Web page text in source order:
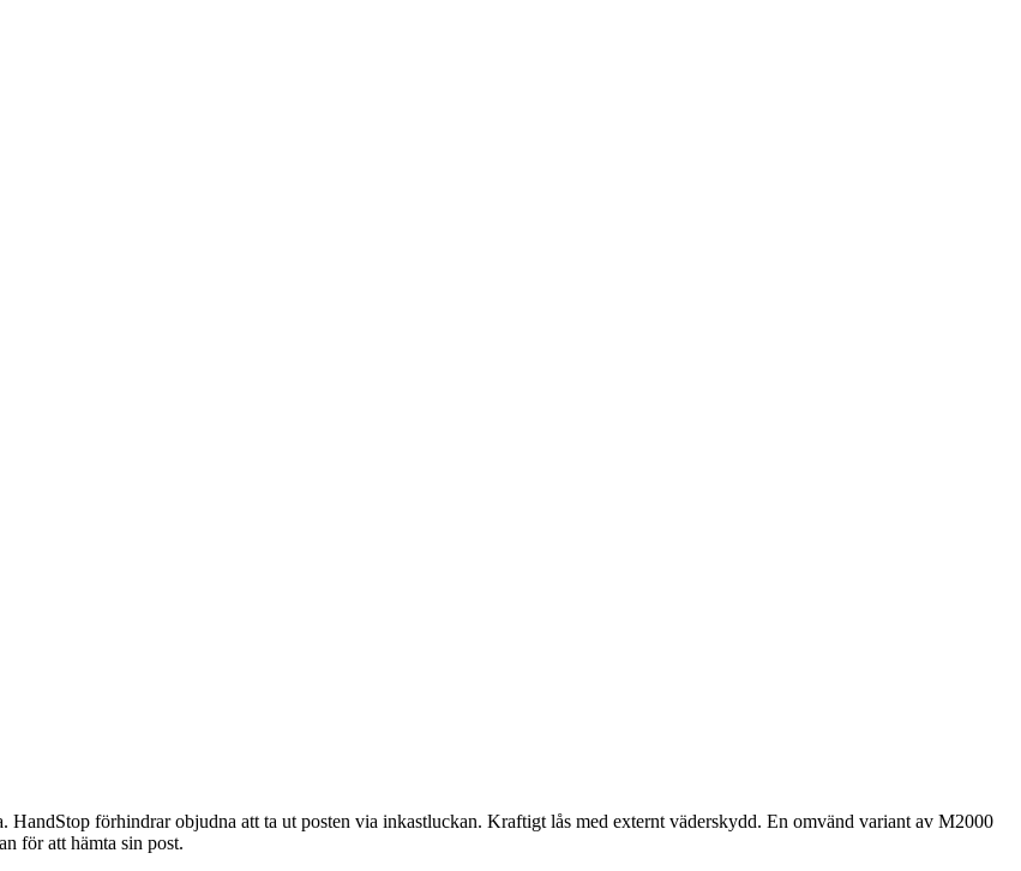
förhindrar objudna att ta ut posten via inkastluckan. Kraftigt lås med externt väderskydd. En omvänd variant av M2000
för att hämta sin post.